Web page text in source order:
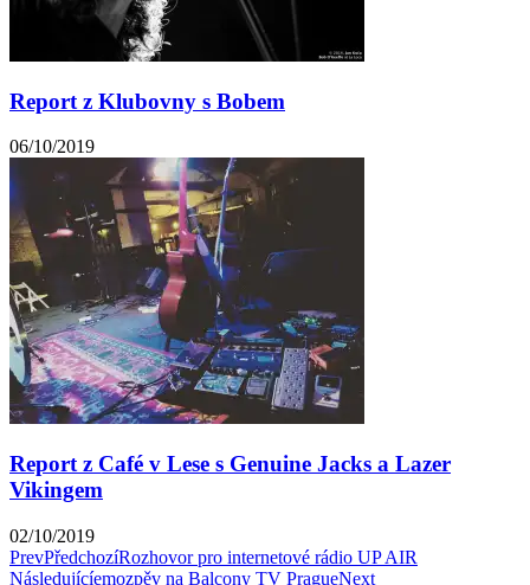
Report z Klubovny s Bobem
06/10/2019
Report z Café v Lese s Genuine Jacks a Lazer
Vikingem
02/10/2019
PrevPředchozíRozhovor pro internetové rádio UP AIR
Následujícíemozpěv na Balcony TV PragueNext